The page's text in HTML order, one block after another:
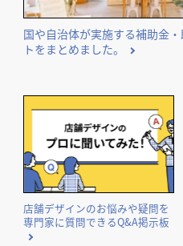
国や自治体が実施する補助金
トをまとめました。
店舗デザインのお悩みや疑問を
専門家に質問できるQ&A掲示板